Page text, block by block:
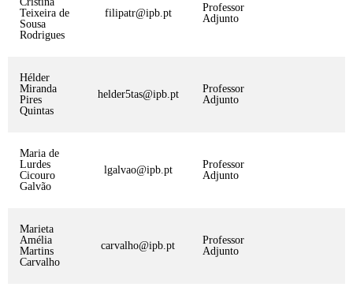
Teixeira de
Sousa
Rodrigues
filipatr@ipb.pt
Professor
Adjunto
Hélder
Miranda
Pires
Quintas
helder5tas@ipb.pt
Professor
Adjunto
Maria de
Lurdes
Cicouro
Galvão
lgalvao@ipb.pt
Professor
Adjunto
Marieta
Amélia
Martins
Carvalho
carvalho@ipb.pt
Professor
Adjunto